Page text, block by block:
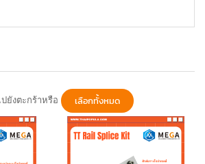
ยังตะกร้าหรือ เลือกทั้งหมด